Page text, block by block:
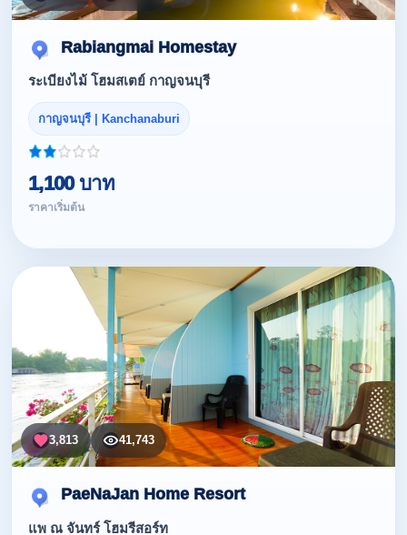
Rabiangmai Homestay
ระเบียงไม้ โฮมสเตย์ กาญจนบุรี
กาญจนบุรี | Kanchanaburi
1,100 บาท
ราคาเริ่มต้น
3,813 41,743
PaeNaJan Home Resort
แพ ณ จันทร์ โฮมรีสอร์ท